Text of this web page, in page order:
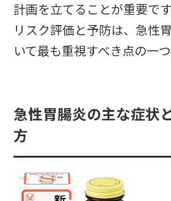
計画を立てることが重要で
リスク評価と予防は、急性
いて最も重視すべき点の一つ
急性胃腸炎の主な症状
方